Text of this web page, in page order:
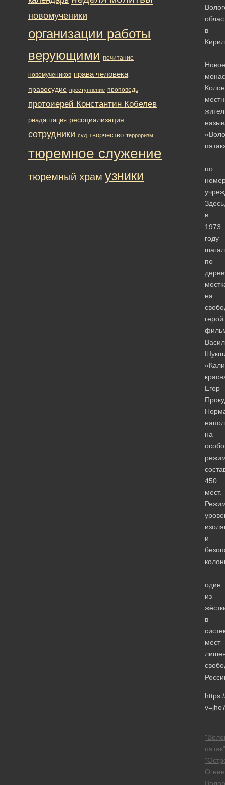
в
—
—
по
в
1973
году
шагал
по
на
герой
Егор
на
450
мест.
и
—
один
из
в
мест
пятак"
новомученики
организации работы
верующими почитание
новомучеников права человека
правосудие преступление проповедь
протоиерей Константин Кобелев
реадаптация ресоциализация
сотрудники суд творчество терроризм
тюремное служение
тюремный храм узники